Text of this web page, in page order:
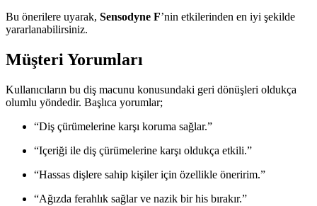
Bu önerilere uyarak, Sensodyne F’nin etkilerinden en iyi şekilde
yararlanabilirsiniz.
Müşteri Yorumları
Kullanıcıların bu diş macunu konusundaki geri dönüşleri oldukça
olumlu yöndedir. Başlıca yorumlar;
“Diş çürümelerine karşı koruma sağlar.”
“Içeriği ile diş çürümelerine karşı oldukça etkili.”
“Hassas dişlere sahip kişiler için özellikle öneririm.”
“Ağızda ferahlık sağlar ve nazik bir his bırakır.”